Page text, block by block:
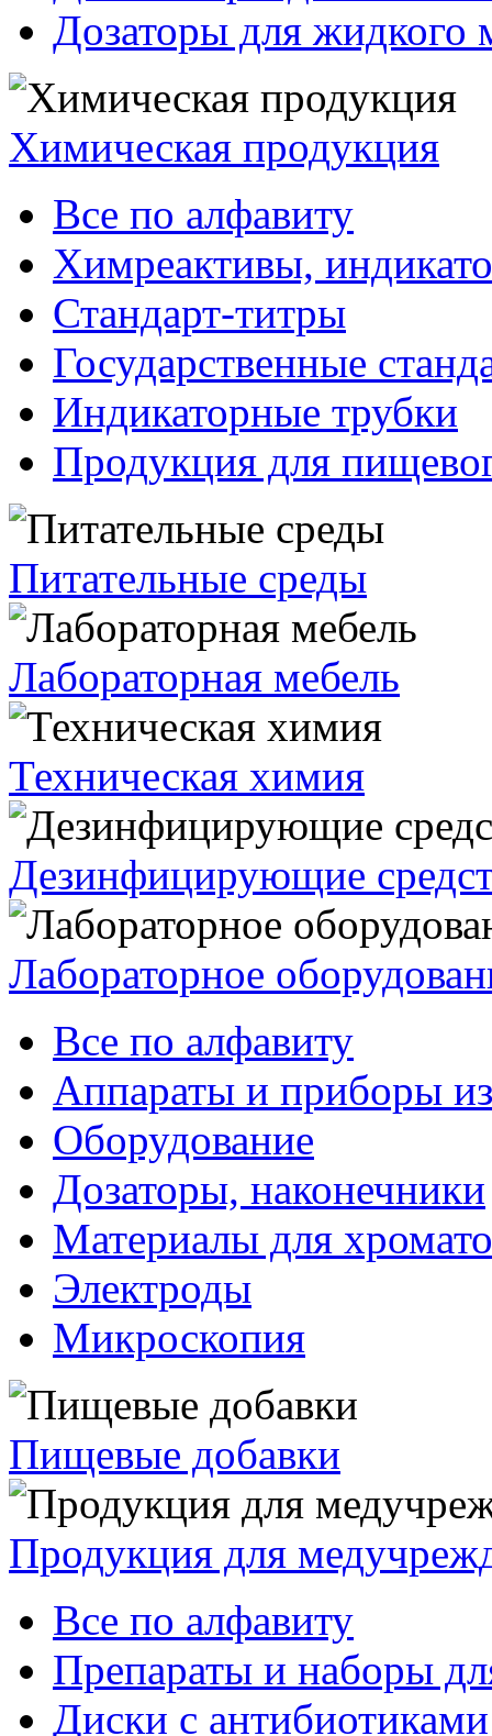
Дозаторы для жидкого
Химическая продукция
Все по алфавиту
Химреактивы,
Стандарт-титры
Государственные
Индикаторные трубки
Продукция для
Питательные среды
Лабораторная мебель
Техническая химия
Дезинфицирующие
Лабораторное
Все по алфавиту
Аппараты и приборы из
Оборудование
Дозаторы, наконечники
Материалы для
Электроды
Микроскопия
Пищевые добавки
Продукция для
Все по алфавиту
Препараты и наборы
Диски с антибиотиками